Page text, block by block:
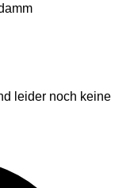
leider noch keine